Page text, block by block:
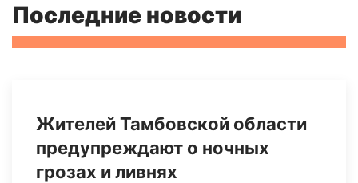
Последние новости
Жителей Тамбовской области
предупреждают о ночных
грозах и ливнях